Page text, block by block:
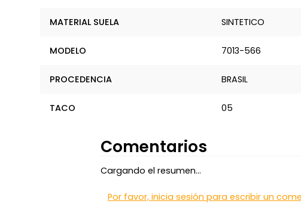
MATERIAL SUELA SINTETICO
MODELO 7013-566
PROCEDENCIA BRASIL
TACO 05
Comentarios
Cargando el resumen…
Por favor, inicia sesión para escribir un